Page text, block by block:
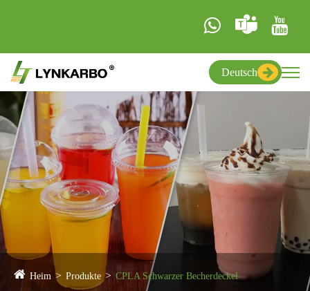
Deutsch
Heim Produkte CPLA Schwarzer Becherdeckel